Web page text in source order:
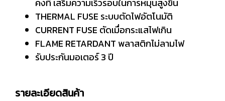
คงที่ เสริมความเร็วรอบในการหมุนสูงขึ้น
THERMAL FUSE ระบบตัดไฟอัตโนมัติ
CURRENT FUSE ตัดเมื่อกระแสไฟเกิน
FLAME RETARDANT พลาสติกไม่ลามไฟ
รับประกันมอเตอร์ 3 ปี
รายละเอียดสินค้า